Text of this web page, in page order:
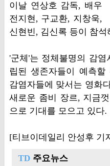
이날 연상호 감독, 배우
전지현, 구교환, 지창욱,
신현빈, 김신록 등이 참
'군체'는 정체불명의 감
립된 생존자들이 예측
감염자들에 맞서는 영화
새로운 좀비 장르, 지금
으로 기대를 모으고 있다.
[티브이데일리 안성후 기
TD 주요뉴스